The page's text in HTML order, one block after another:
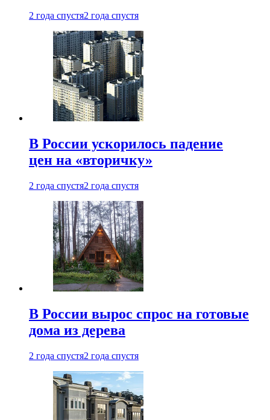
2 года спустя2 года спустя
В России ускорилось падение
цен на «вторичку»
2 года спустя2 года спустя
В России вырос спрос на готовые
дома из дерева
2 года спустя2 года спустя